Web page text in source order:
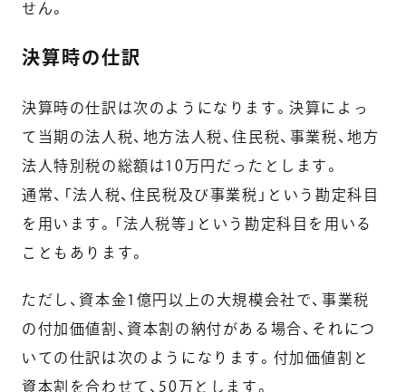
せん。
決算時の仕訳
決算時の仕訳は次のようになります。決算によっ
て当期の法人税、地方法人税、住民税、事業税、地方
法人特別税の総額は10万円だったとします。
通常、「法人税、住民税及び事業税」という勘定科目
を用います。「法人税等」という勘定科目を用いる
こともあります。
ただし、資本金1億円以上の大規模会社で、事業税
の付加価値割、資本割の納付がある場合、それにつ
いての仕訳は次のようになります。付加価値割と
資本割を合わせて、50万とします。